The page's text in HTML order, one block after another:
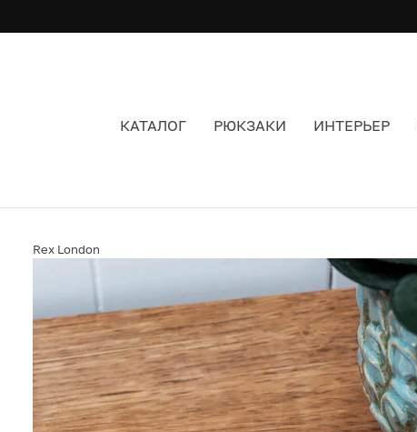
КАТАЛОГ РЮКЗАКИ ИНТЕРЬЕР
Rex London